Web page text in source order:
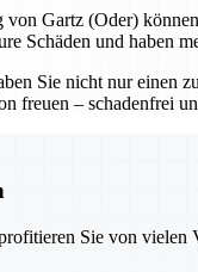
Gartz (Oder)
Schäden und haben
Sie nicht nur einen
freuen – schadenfrei
Sie von